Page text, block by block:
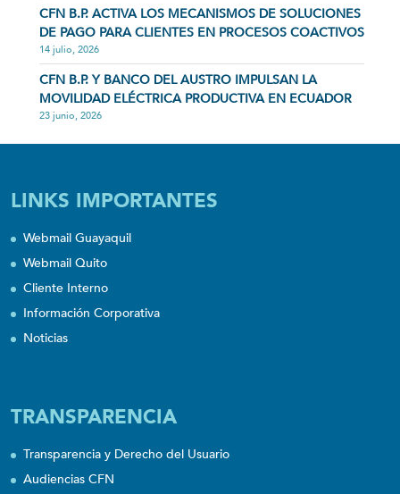
CFN B.P. ACTIVA LOS MECANISMOS DE SOLUCIONES
DE PAGO PARA CLIENTES EN PROCESOS COACTIVOS
14 julio, 2026
CFN B.P. Y BANCO DEL AUSTRO IMPULSAN LA
MOVILIDAD ELÉCTRICA PRODUCTIVA EN ECUADOR
23 junio, 2026
LINKS IMPORTANTES
Webmail Guayaquil
Webmail Quito
Cliente Interno
Información Corporativa
Noticias
TRANSPARENCIA
Transparencia y Derecho del Usuario
Audiencias CFN